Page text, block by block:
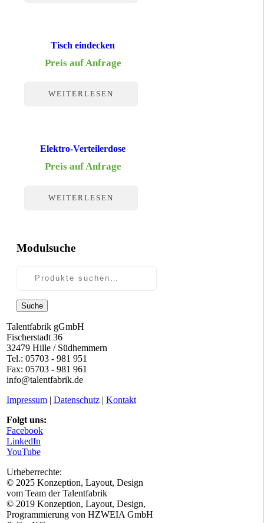
Tisch eindecken
Preis auf Anfrage
WEITERLESEN
Elektro-Verteilerdose
Preis auf Anfrage
WEITERLESEN
Modulsuche
Suche
Talentfabrik gGmbH
Fischerstadt 36
32479 Hille / Südhemmern
Tel.: 05703 - 981 951
Fax: 05703 - 981 961
info@talentfabrik.de
Impressum| Datenschutz| Kontakt
Folgt uns:
Facebook
LinkedIn
YouTube
Urheberrechte:
© 2025 Konzeption, Layout, Design
vom Team der Talentfabrik
© 2019 Konzeption, Layout, Design,
Programmierung von HZWEIA GmbH